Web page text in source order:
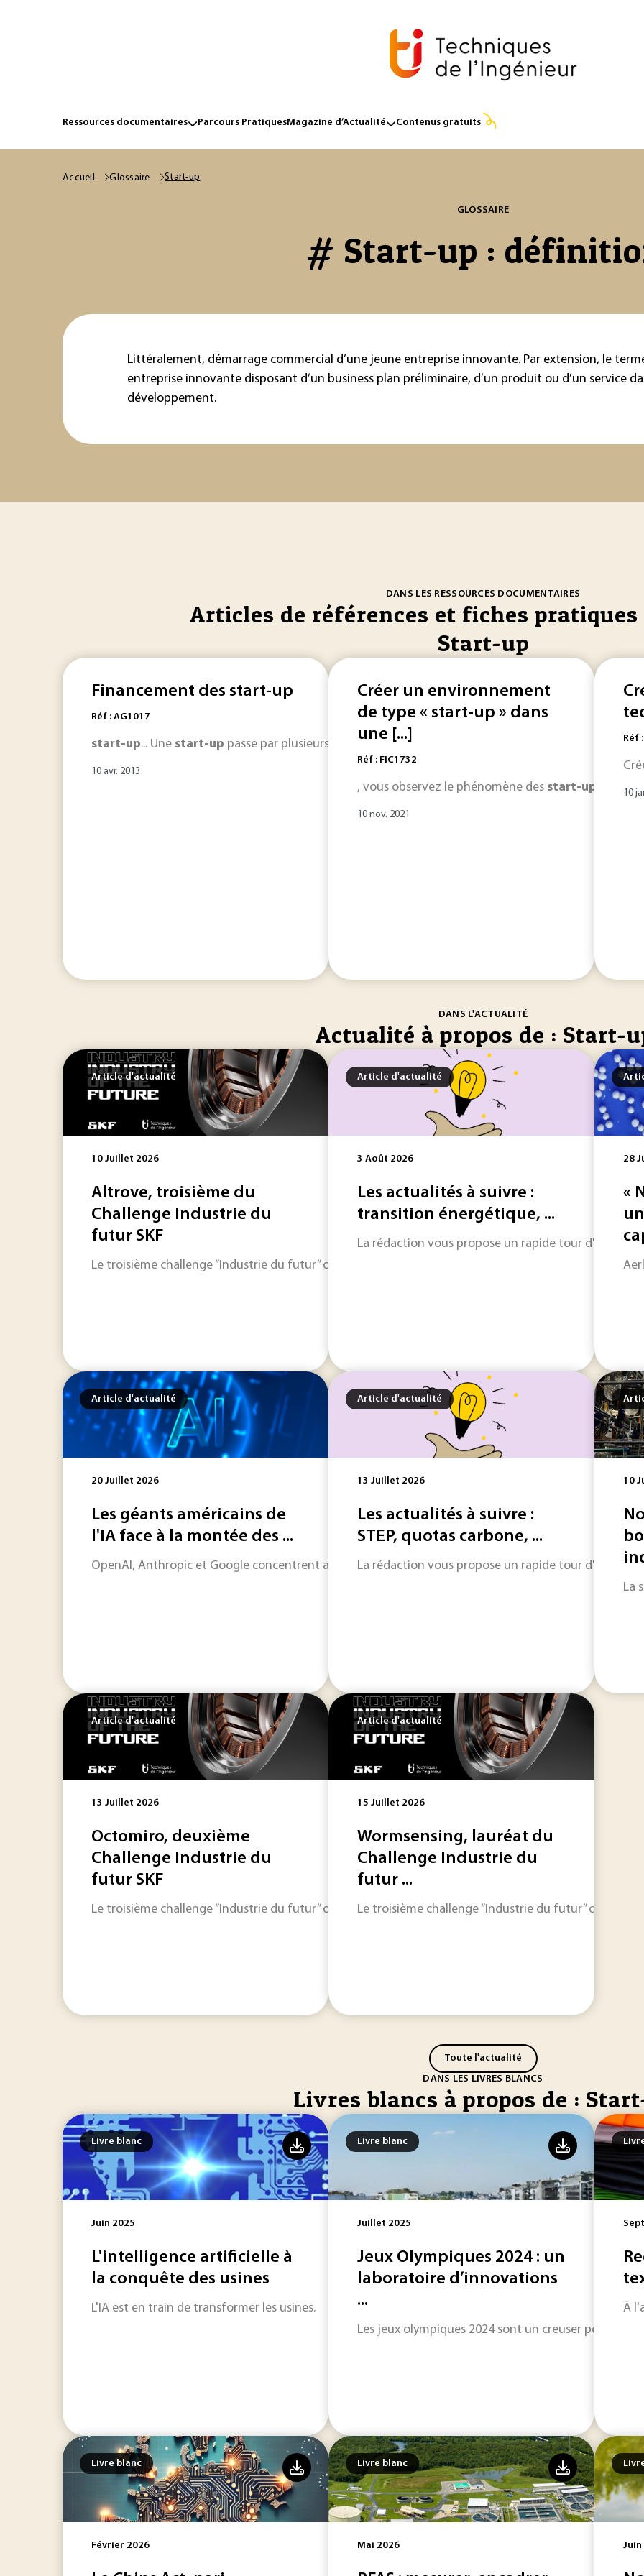
Ressources documentaires Parcours PratiquesMagazine d’Actualité Contenus gratuits
Accueil Glossaire Start-up
GLOSSAIRE
# Start-up :
Littéralement, démarrage commercial d’une jeune entreprise innovante. Par extension, le
entreprise innovante disposant d’un business plan préliminaire, d’un produit ou d’un service
développement.
DANS LES RESSOURCES DOCUMENTAIRES
Articles de références et fiches pratiques
Start-up
Financement des start-up
Réf : AG1017
start-up... Une start-up passe par plusieurs cycles de vie : R&D, naissance, survie, premiers succès...
10 avr. 2013
Créer un environnement
de type « start-up » dans
une [...]
Réf : FIC1732
, vous observez le phénomène des start-up et
10 nov. 2021
Réf
10
DANS L'ACTUALITÉ
Actualité à propos de : Start-
Article d'actualité
10 Juillet 2026
Altrove, troisième du
Challenge Industrie du
futur SKF
Le troisième challenge “Industrie du futur” organisé par SKF Magnetic Mechatronics (S2M) en
Article d'actualité
3 Août 2026
Les actualités à suivre :
transition énergétique, ...
La rédaction vous propose un rapide tour
28
«
Article d'actualité
20 Juillet 2026
Les géants américains de
l'IA face à la montée des ...
OpenAI, Anthropic et Google concentrent aujourd'hui l'essentiel des investissements, des
Article d'actualité
13 Juillet 2026
Les actualités à suivre :
STEP, quotas carbone, ...
La rédaction vous propose un rapide tour
10
La
Article d'actualité
13 Juillet 2026
Octomiro, deuxième
Challenge Industrie du
futur SKF
Le troisième challenge “Industrie du futur” organisé par SKF Magnetic Mechatronics (S2M) en
Article d'actualité
15 Juillet 2026
Wormsensing, lauréat du
Challenge Industrie du
futur ...
Le troisième challenge “Industrie du futur” organisé
Toute l'actualité
DANS LES LIVRES BLANCS
Livres blancs à propos de :
Livre blanc
Juin 2025
L'intelligence artificielle à
la conquête des usines
L'IA est en train de transformer les usines.
Livre blanc
Juillet 2025
Jeux Olympiques 2024 : un
laboratoire d’innovations
...
Les jeux olympiques 2024 sont un creuser pour
À
Livre blanc
Février 2026
Livre blanc
Mai 2026 Juin